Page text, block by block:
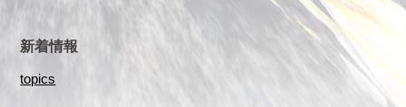
新着情報
topics